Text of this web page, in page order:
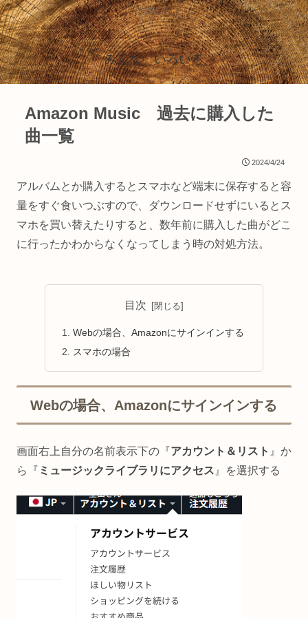
たのしく
みんな いろいろ
Amazon Music 過去に購入した
曲一覧
2024/4/24
アルバムとか購入するとスマホなど端末に保存すると容
量をすぐ食いつぶすので、ダウンロードせずにいるとス
マホを買い替えたりすると、数年前に購入した曲がどこ
に行ったかわからなくなってしまう時の対処方法。
目次
Webの場合、Amazonにサインインする
スマホの場合
Webの場合、Amazonにサインインする
画面右上自分の名前表示下の『アカウント＆リスト 』か
ら『 ミュージックライブラリにアクセス 』を選択する